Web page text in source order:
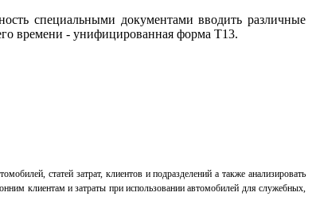
специальными документами вводить различные
времени - унифицированная форма Т13.
статей затрат, клиентов и подразделений а также анализировать
клиентам и затраты при использовании автомобилей для служебных,